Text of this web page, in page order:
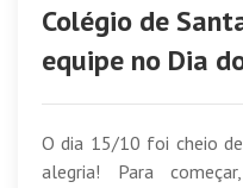
Colégio de
equipe no Dia
O dia 15/10 foi cheio
alegria! Para